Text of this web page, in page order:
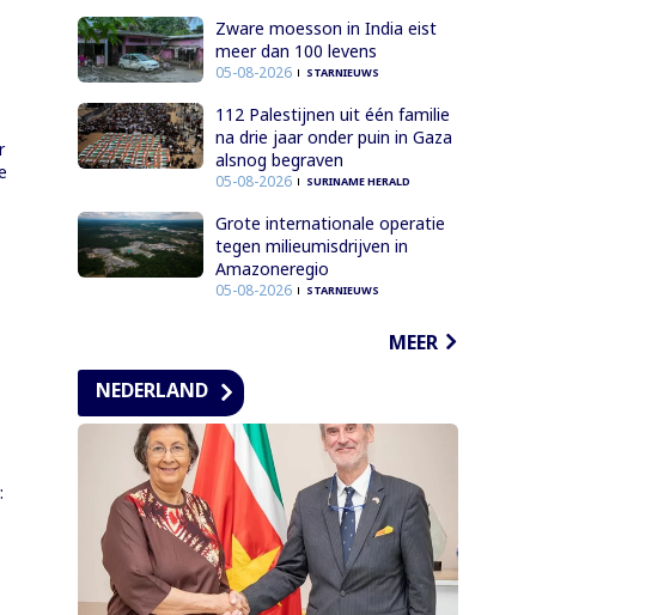
Zware moesson in India eist
meer dan 100 levens
05-08-2026 STARNIEUWS
112 Palestijnen uit één familie
na drie jaar onder puin in Gaza
alsnog begraven
05-08-2026 SURINAME HERALD
Grote internationale operatie
tegen milieumisdrijven in
Amazoneregio
05-08-2026 STARNIEUWS
MEER
NEDERLAND